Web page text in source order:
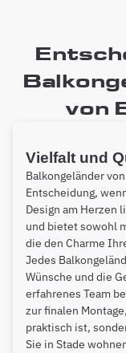
von
Vielfalt und
Balkongeländer
Entscheidung,
Design am Herzen
und bietet sowohl
die den Charme
Jedes
Wünsche und die
erfahrenes Team
zur finalen
praktisch ist,
Sie in Stade